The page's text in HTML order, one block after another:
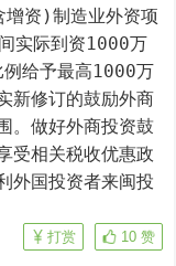
增资)制造业外资项
实际到资1000万
例给予最高1000万
新修订的鼓励外商
。做好外商投资鼓
受相关税收优惠政
外国投资者来闽投
10 赞
打赏